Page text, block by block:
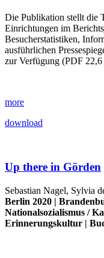
Die Publikation stellt die
Einrichtungen im
Besucherstatistiken,
ausführlichen
zur Verfügung (PDF
more
download
Up there in Görden
Sebastian Nagel, Sylvia
Berlin 2020 |
Nationalsozialismus /
Erinnerungskultur |